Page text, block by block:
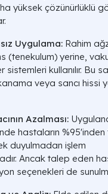
yüksek çözünürlüklü
Uygulama: Rahim
(tenekulum) yerine,
kullanılır. Bu
veya sancı hissi
Azalması:
hastaların %95'inden
duyulmadan işlem
Ancak talep eden
seçenekleri de